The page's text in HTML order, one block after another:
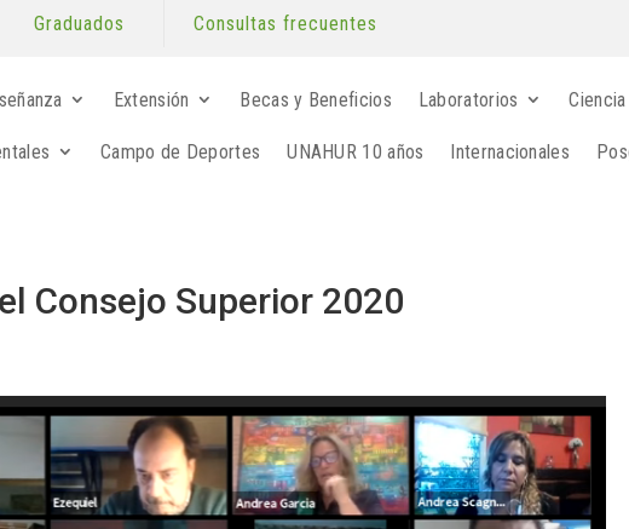
Graduados Consultas frecuentes
Extensión Becas y Beneficios Laboratorios
Campo de Deportes UNAHUR 10 años Internacionales
Consejo Superior 2020